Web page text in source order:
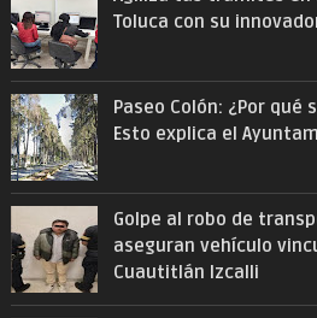
Toluca con su
Paseo Colón: ¿Por
Esto explica el
Golpe al robo de
aseguran vehículo
Cuautitlán Izcalli